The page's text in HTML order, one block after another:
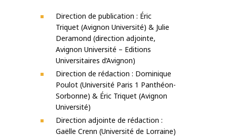
Direction de publication : Éric
Triquet (Avignon Université) & Julie
Deramond (direction adjointe,
Avignon Université – Editions
Universitaires d’Avignon)
Direction de rédaction : Dominique
Poulot (Université Paris 1 Panthéon-
Sorbonne) & Éric Triquet (Avignon
Université)
Direction adjointe de rédaction :
Gaëlle Crenn (Université de Lorraine)